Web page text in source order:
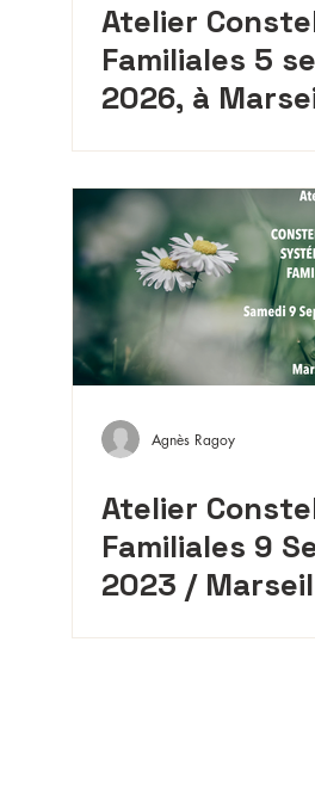
Atelier
Familiales 5
2026, à
Agnès Ragoy
Atelier
Familiales 9
2023 /